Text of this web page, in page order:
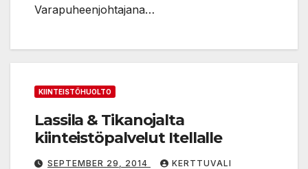
Varapuheenjohtajana…
KIINTEISTÖHUOLTO
Lassila & Tikanojalta
kiinteistöpalvelut Itellalle
SEPTEMBER 29, 2014 KERTTUVALI